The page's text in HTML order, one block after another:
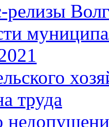
релизы
труда